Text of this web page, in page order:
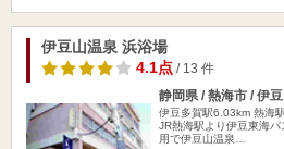
伊豆山温泉 浜浴場
4.1点/ 13 件
静岡県 / 熱海市 / 伊
伊豆多賀駅6.03km 熱海
JR熱海駅より伊豆東海
用で伊豆山温泉…